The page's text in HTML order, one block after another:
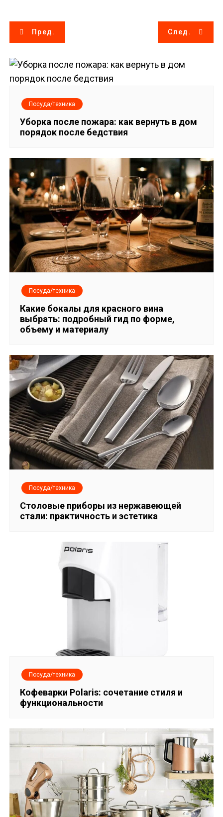
Н
а
в
ц
и
я
п
о
з
с
я
м
Пред. След.
Посуда/техника
Уборка после пожара: как вернуть в дом
порядок после бедствия
Посуда/техника
Какие бокалы для красного вина
выбрать: подробный гид по форме,
объему и материалу
Посуда/техника
Столовые приборы из нержавеющей
стали: практичность и эстетика
Посуда/техника
Кофеварки Polaris: сочетание стиля и
функциональности